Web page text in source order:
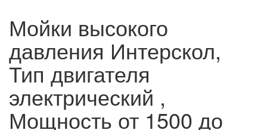
Мойки высокого
давления Интерскол,
Тип двигателя
электрический ,
Мощность от 1500 до